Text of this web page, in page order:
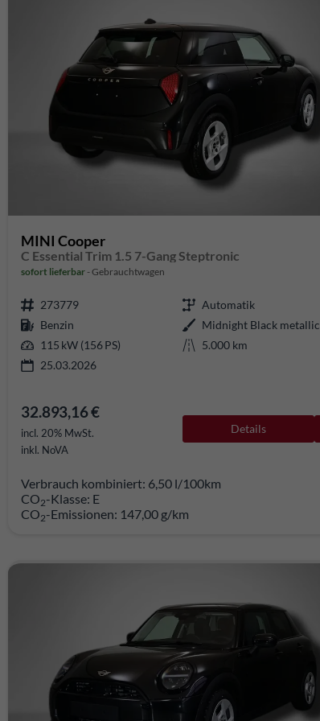
MINI Cooper
C Essential Trim 1.5 7-Gang Steptronic
sofort lieferbar Gebrauchtwagen
273779
Automatik
Benzin
Midnight Black metallic
115 kW (156 PS)
5.000 km
25.03.2026
32.893,16 €
incl. 20% MwSt.
inkl. NoVA
Details
Verbrauch kombiniert: 6,50 l/100km
CO2-Klasse: E
CO2-Emissionen: 147,00 g/km